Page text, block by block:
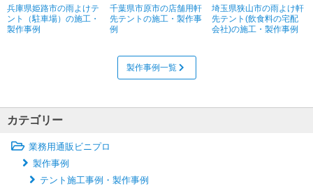
兵庫県姫路市の雨よけテ
ント（駐車場）の施工・
製作事例
千葉県市原市の店舗用軒
先テントの施工・製作事
例
埼玉県狭山市の雨よけ軒
先テント(飲食料の宅配
会社)の施工・製作事例
製作事例一覧
カテゴリー
業務用通販ビニプロ
製作事例
テント施工事例・製作事例